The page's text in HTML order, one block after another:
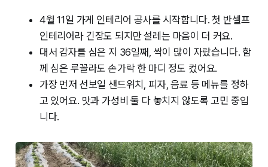
4월 11일 가게 인테리어 공사를 시작합니다. 첫 반셀프
인테리어라 긴장도 되지만 설레는 마음이 더 커요.
대서 감자를 심은 지 36일째, 싹이 많이 자랐습니다. 함
께 심은 루꼴라도 손가락 한 마디 정도 컸어요.
가장 먼저 선보일 샌드위치, 피자, 음료 등 메뉴를 정하
고 있어요. 맛과 가성비 둘 다 놓치지 않도록 고민 중입
니다.